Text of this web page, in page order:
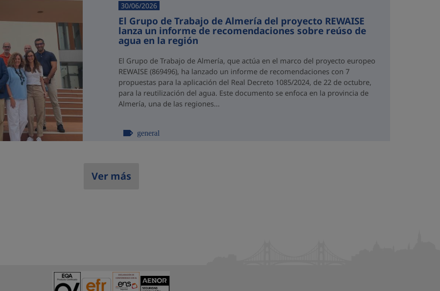
30/06/2026
El Grupo de Trabajo de Almería del proyecto REWAISE
lanza un informe de recomendaciones sobre reúso de
agua en la región
El Grupo de Trabajo de Almería, que actúa en el marco del proyecto europeo
REWAISE (869496), ha lanzado un informe de recomendaciones con 7
propuestas para la aplicación del Real Decreto 1085/2024, de 22 de octubre,
para la reutilización del agua. Este documento se enfoca en la provincia de
Almería, una de las regiones...
general
Ver más